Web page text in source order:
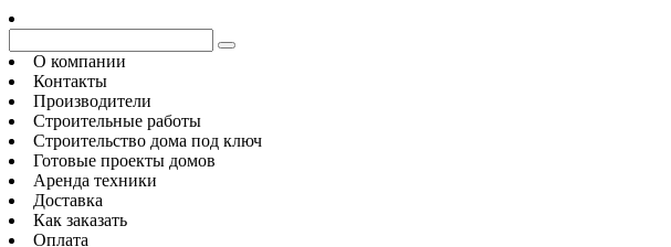
О компании
Контакты
Производители
Строительные работы
Строительство дома под ключ
Готовые проекты домов
Аренда техники
Доставка
Как заказать
Оплата